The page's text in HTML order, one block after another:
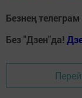
Безнең
Без "Дзен"да! Д